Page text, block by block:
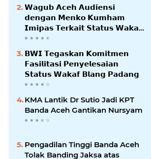
𝗪𝗮𝗴𝘂𝗯 𝗔𝗰𝗲𝗵 𝗔𝘂𝗱𝗶𝗲𝗻𝘀𝗶
𝗱𝗲𝗻𝗴𝗮𝗻 𝗠𝗲𝗻𝗸𝗼 𝗞𝘂𝗺𝗵𝗮𝗺
𝗜𝗺𝗶𝗽𝗮𝘀 𝗧𝗲𝗿𝗸𝗮𝗶𝘁 𝗦𝘁𝗮𝘁𝘂𝘀 𝗪𝗮𝗸𝗮𝗳
𝗕𝗹𝗮𝗻𝗴𝗽𝗮𝗱𝗮𝗻𝗴
𝗕𝗪𝗜 𝗧𝗲𝗴𝗮𝘀𝗸𝗮𝗻 𝗞𝗼𝗺𝗶𝘁𝗺𝗲𝗻
𝗙𝗮𝘀𝗶𝗹𝗶𝘁𝗮𝘀𝗶 𝗣𝗲𝗻𝘆𝗲𝗹𝗲𝘀𝗮𝗶𝗮𝗻
𝗦𝘁𝗮𝘁𝘂𝘀 𝗪𝗮𝗸𝗮𝗳 𝗕𝗹𝗮𝗻𝗴 𝗣𝗮𝗱𝗮𝗻𝗴
KMA Lantik Dr Sutio Jadi KPT
Banda Aceh Gantikan Nursyam
Pengadilan Tinggi Banda Aceh
Tolak Banding Jaksa atas